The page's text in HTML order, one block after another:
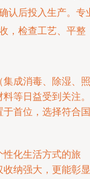
认后投入生产。专
，检查工艺、平整
集成消毒、除湿、照
等日益受到关注。
于首位，选择符合国
化生活方式的旅
收纳强大，更能彰显